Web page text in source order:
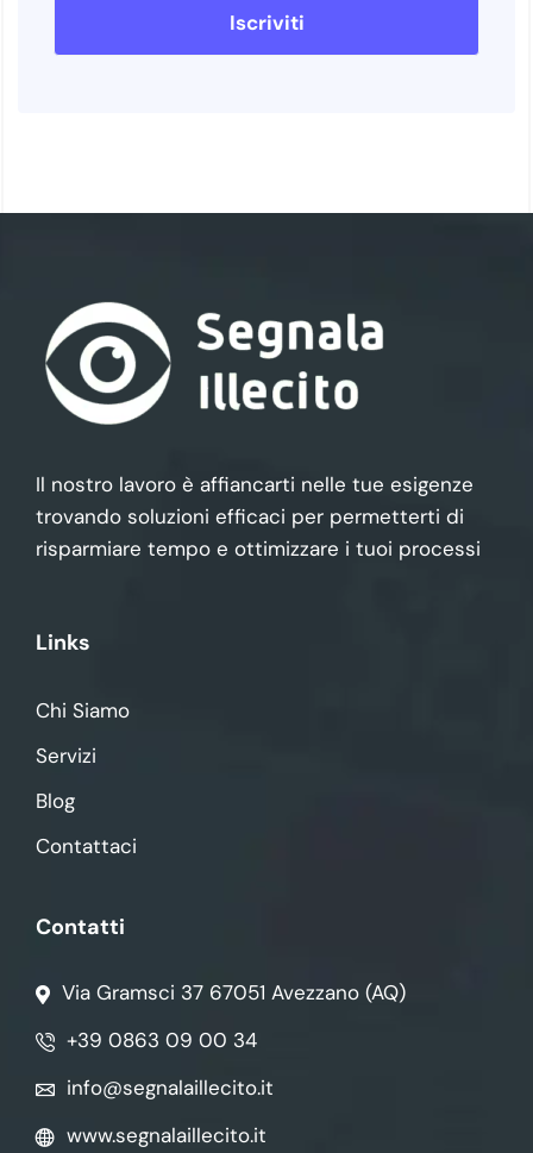
Il nostro lavoro è affiancarti nelle tue esigenze
trovando soluzioni efficaci per permetterti di
risparmiare tempo e ottimizzare i tuoi processi
Links
Chi Siamo
Servizi
Blog
Contattaci
Contatti
Via Gramsci 37 67051 Avezzano (AQ)
+39 0863 09 00 34
info@segnalaillecito.it
www.segnalaillecito.it